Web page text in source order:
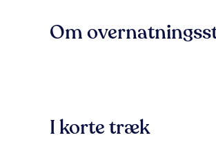
Om
I korte træk